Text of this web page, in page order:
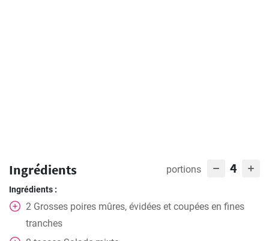
Ingrédients portions 4
Ingrédients :
2 Grosses poires mûres, évidées et coupées en fines
tranches